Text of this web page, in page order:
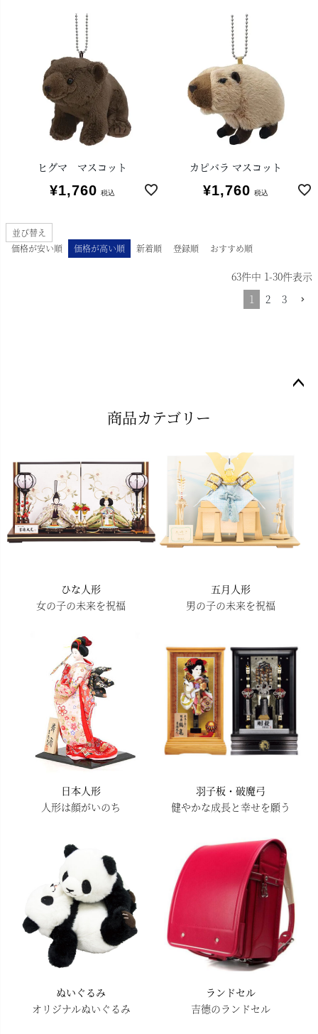
ヒグマ マスコット
¥1,760 税込
カピバラ マスコット
¥1,760 税込
並び替え
価格が安い順
価格が高い順 新着順 登録順 おすすめ順
63件中 1-30件表示
1
2 3
商品カテゴリー
ひな人形
女の子の未来を祝福
五月人形
男の子の未来を祝福
日本人形
人形は顔がいのち
羽子板・破魔弓
健やかな成長と幸せを願う
ぬいぐるみ
オリジナルぬいぐるみ
ランドセル
吉德のランドセル